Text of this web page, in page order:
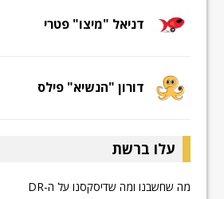
דניאל "מיצו" פטרי
דורון "הנשיא" פילס
עלו ברשת
מה שחשבנו ומה שדיסקסנו על ה-DR